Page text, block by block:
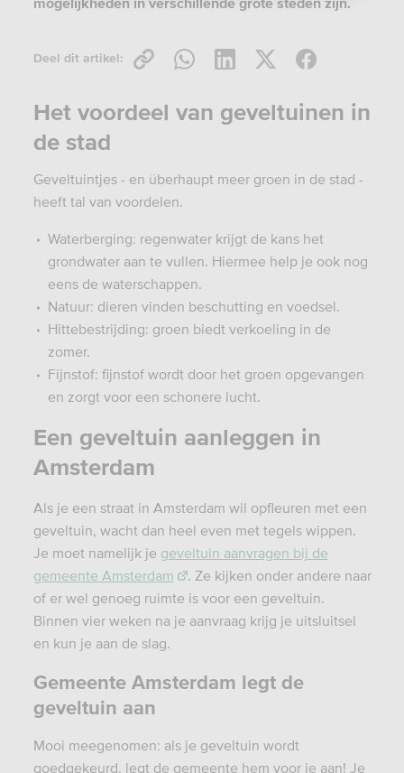
Deel dit artikel:
Het voordeel van geveltuinen in
de stad
Geveltuintjes - en überhaupt meer groen in de stad -
heeft tal van voordelen.
Waterberging: regenwater krijgt de kans het
grondwater aan te vullen. Hiermee help je ook nog
eens de waterschappen.
Natuur: dieren vinden beschutting en voedsel.
Hittebestrijding: groen biedt verkoeling in de
zomer.
Fijnstof: fijnstof wordt door het groen opgevangen
en zorgt voor een schonere lucht.
Een geveltuin aanleggen in
Amsterdam
Als je een straat in Amsterdam wil opfleuren met een
geveltuin, wacht dan heel even met tegels wippen.
Je moet namelijk je geveltuin aanvragen bij de
gemeente Amsterdam
. Ze kijken onder andere naar
of er wel genoeg ruimte is voor een geveltuin.
Binnen vier weken na je aanvraag krijg je uitsluitsel
en kun je aan de slag.
Gemeente Amsterdam legt de
geveltuin aan
Mooi meegenomen: als je geveltuin wordt
goedgekeurd, legt de gemeente hem voor je aan! Je